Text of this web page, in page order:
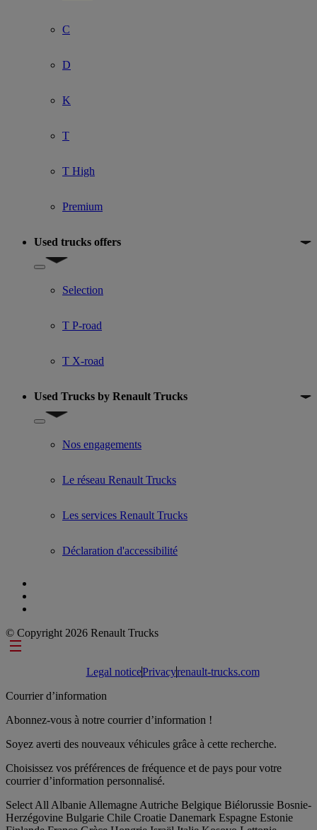
C
D
K
T
T High
Premium
Used trucks offers
Show submenu for Used trucks offers
Selection
T P-road
T X-road
Used Trucks by Renault Trucks
Show submenu for Used Trucks by Renault Trucks
Nos engagements
Le réseau Renault Trucks
Les services Renault Trucks
Déclaration d'accessibilité
© Copyright 2026 Renault Trucks
Footer links
Legal noticePrivacyrenault-trucks.com
Courrier d’information
Abonnez-vous à notre courrier d’information !
Soyez averti des nouveaux véhicules grâce à cette recherche.
Choisissez vos préférences de fréquence et de pays pour votre
courrier d’information personnalisé.
Select All Albanie Allemagne Autriche Belgique Biélorussie Bosnie-
Herzégovine Bulgarie Chile Croatie Danemark Espagne Estonie